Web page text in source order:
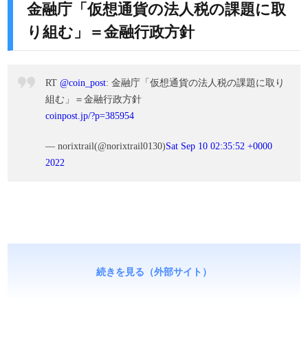
金融庁「仮想通貨の法人税の課題に取
り組む」＝金融行政方針
RT @coin_post: 金融庁「仮想通貨の法人税の課題に取り
組む」＝金融行政方針
coinpost.jp/?p=385954
— norixtrail(@norixtrail0130)Sat Sep 10 02:35:52 +0000
2022
続きを見る（外部サイト）